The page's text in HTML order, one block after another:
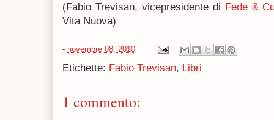
(Fabio Trevisan, vicepresidente di Fede &
Vita Nuova)
- novembre 08, 2010
Etichette: Fabio Trevisan, Libri
1 commento: